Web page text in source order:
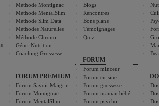
Méthode Montignac
Méthode MentalSlim
Méthode Slim Data
Méthodes Naturelles
Méthode Chrono-
Géno-Nutrition
Coaching Grossesse
FORUM PREMIUM
Forum Savoir Maigrir
Forum Montignac
Forum MentalSlim
Blogs
Rencontres
Bons plans
Témoignages
Quiz
FORUM
Forum minceur
Forum cuisine
Forum grossesse
Forum maman bébé
Forum psycho